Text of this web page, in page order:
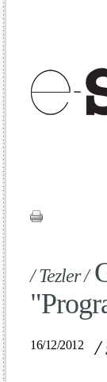
/ Tezler /
16/12/2012 /